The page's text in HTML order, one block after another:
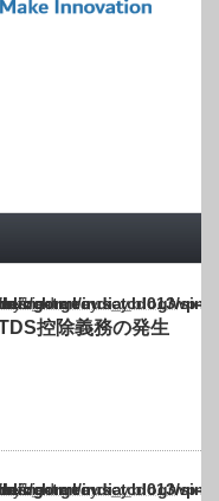
inindia_blog/wp-content/themes/
控除義務の発生
inindia_blog/wp-content/themes/